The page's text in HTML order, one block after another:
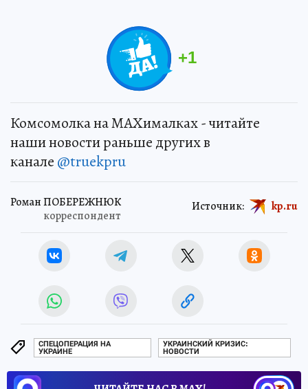
+1
Комсомолка на MAXималках - читайте
наши новости раньше других в
канале @truekpru
Роман ПОБЕРЕЖНЮК
корреспондент
Источник: kp.ru
СПЕЦОПЕРАЦИЯ НА
УКРАИНЕ
УКРАИНСКИЙ КРИЗИС:
НОВОСТИ